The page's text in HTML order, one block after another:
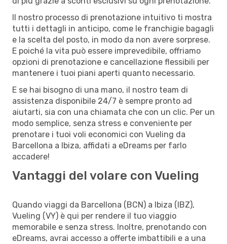
Il nostro processo di prenotazione intuitivo ti mostra
tutti i dettagli in anticipo, come le franchigie bagagli
e la scelta del posto, in modo da non avere sorprese.
E poiché la vita può essere imprevedibile, offriamo
opzioni di prenotazione e cancellazione flessibili per
mantenere i tuoi piani aperti quanto necessario.
E se hai bisogno di una mano, il nostro team di
assistenza disponibile 24/7 è sempre pronto ad
aiutarti, sia con una chiamata che con un clic. Per un
modo semplice, senza stress e conveniente per
prenotare i tuoi voli economici con Vueling da
Barcellona a Ibiza, affidati a eDreams per farlo
accadere!
Vantaggi del volare con Vueling
Quando viaggi da Barcellona (BCN) a Ibiza (IBZ),
Vueling (VY) è qui per rendere il tuo viaggio
memorabile e senza stress. Inoltre, prenotando con
eDreams, avrai accesso a offerte imbattibili e a una